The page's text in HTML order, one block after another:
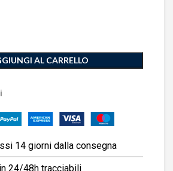
AL CARRELLO
14 giorni dalla consegna
24/48h tracciabili